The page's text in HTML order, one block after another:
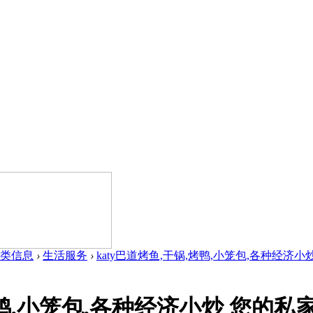
信息 › 生活服务 › katy巴道烤鱼,干锅,烤鸭,小笼包,各种经济小
,小笼包,各种经济小炒 您的私